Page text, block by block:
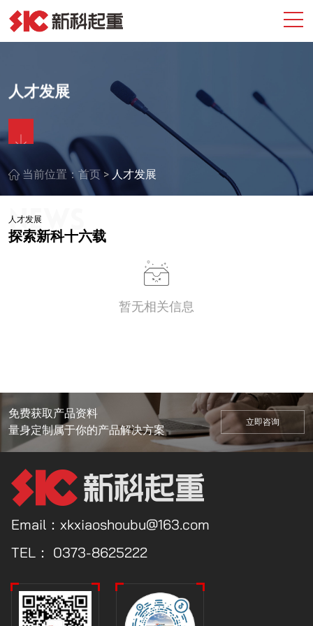
人才发展
当前位置： 首页 > 人才发展
人才发展
探索新科十六载
暂无相关信息
免费获取产品资料
量身定制属于你的产品解决方案
立即咨询
Email：xkxiaoshoubu@163.com
TEL： 0373-8625222